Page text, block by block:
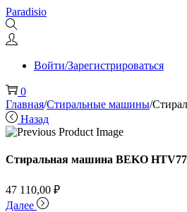
Перейти
к
навигации
Перейти
к
содержимому
Paradisio
Войти/Зарегистрироваться
0
Главная/Стиральные машины/
Назад
Стиральная машина BEKO
47 110,00 ₽
Далее